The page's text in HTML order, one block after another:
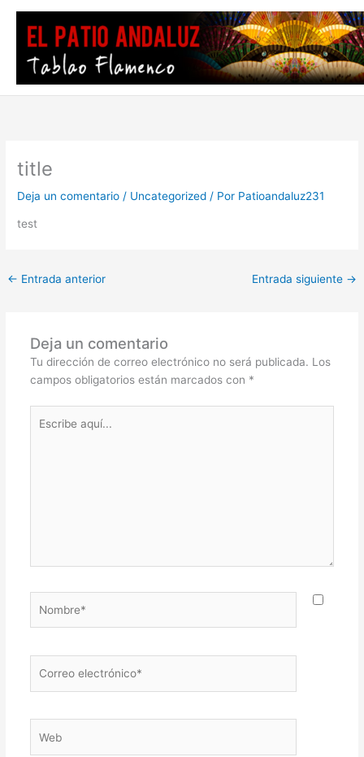
contenido
title
Deja un comentario / Uncategorized / Por Patioandaluz231
test
← Entrada anterior Entrada siguiente →
Deja un comentario
Tu dirección de correo electrónico no será publicada. Los
campos obligatorios están marcados con *
aquí...
electrónico*